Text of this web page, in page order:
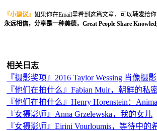
『小建议』 如果你在Email里看到这篇文章，可以转发给
永远相信，分享是一种美德，Great People Share
相关日志
『摄影奖项』2016 Taylor Wessing 肖像摄
『他们在拍什么』Fabian Muir，朝鲜的私
『他们在拍什么』Henry Horenstein：
『女摄影师』Anna Grzelewska，我的女儿
『女摄影师』Eirini Vourloumis，等待中的